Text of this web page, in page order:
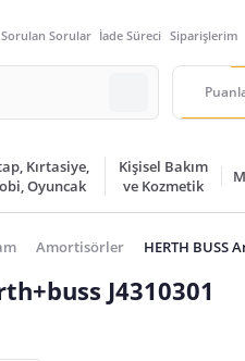
Sorulan Sorular İade Süreci Siparişlerim
Kırtasiye,
Oyuncak
Kişisel Bakım
ve Kozmetik
Amortisörler HERTH BUSS
J4310301